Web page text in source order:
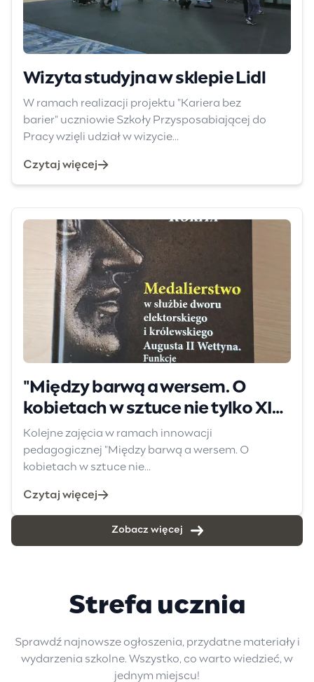
Wizyta studyjna w sklepie Lidl
W ramach realizacji projektu "Kariera bez
barier" uczniowie Szkoły Przysposabiającej do
Pracy wzięli udział w wizycie...
Czytaj więcej
"Między barwą a wersem. O
kobietach w sztuce nie tylko XIX
wieku"
Kolejne zajęcia w ramach innowacji
pedagogicznej "Między barwą a wersem. O
kobietach w sztuce nie...
Czytaj więcej
Zobacz więcej
Strefa ucznia
Sprawdź najnowsze ogłoszenia, przydatne materiały i
wydarzenia szkolne. Wszystko, co warto wiedzieć, w
jednym miejscu!